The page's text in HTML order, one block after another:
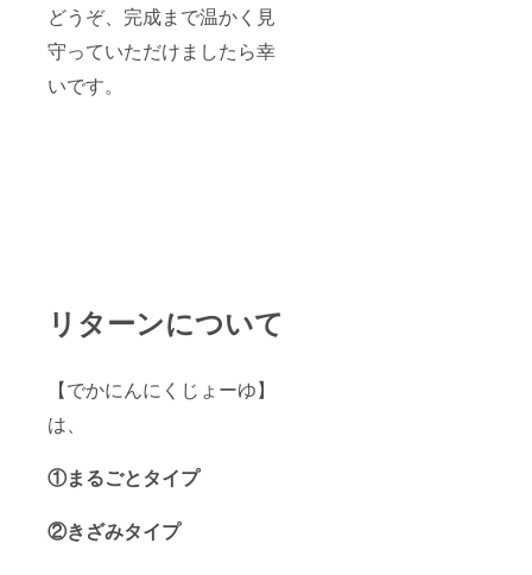
どうぞ、完成まで温かく見
守っていただけましたら幸
いです。
リターンについて
【でかにんにくじょーゆ】
は、
①まるごとタイプ
②きざみタイプ